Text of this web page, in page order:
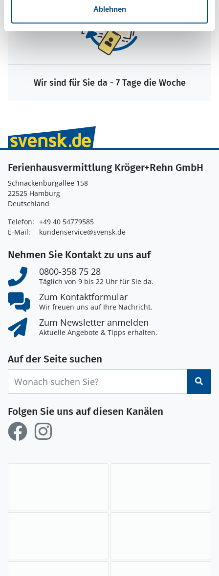
Ablehnen
Wir sind für Sie da - 7 Tage die Woche
Ferienhausvermittlung Kröger+Rehn GmbH
Schnackenburgallee 158
22525 Hamburg
Deutschland
Telefon: +49 40 54779585
E-Mail:
kundenservice@svensk.de
Nehmen Sie Kontakt zu uns auf
0800-358 75 28
Täglich von 9 bis 22 Uhr für Sie da.
Zum Kontaktformular
Wir freuen uns auf Ihre Nachricht.
Zum Newsletter anmelden
Aktuelle Angebote & Tipps erhalten.
Auf der Seite suchen
Folgen Sie uns auf diesen Kanälen